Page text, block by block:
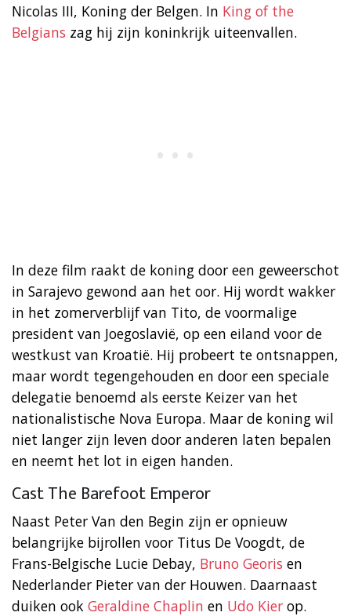
Nicolas III, Koning der Belgen. In King of the
Belgians zag hij zijn koninkrijk uiteenvallen.
In deze film raakt de koning door een geweerschot
in Sarajevo gewond aan het oor. Hij wordt wakker
in het zomerverblijf van Tito, de voormalige
president van Joegoslavië, op een eiland voor de
westkust van Kroatië. Hij probeert te ontsnappen,
maar wordt tegengehouden en door een speciale
delegatie benoemd als eerste Keizer van het
nationalistische Nova Europa. Maar de koning wil
niet langer zijn leven door anderen laten bepalen
en neemt het lot in eigen handen.
Cast The Barefoot Emperor
Naast Peter Van den Begin zijn er opnieuw
belangrijke bijrollen voor Titus De Voogdt, de
Frans-Belgische Lucie Debay, Bruno Georis en
Nederlander Pieter van der Houwen. Daarnaast
duiken ook Geraldine Chaplin en Udo Kier op.